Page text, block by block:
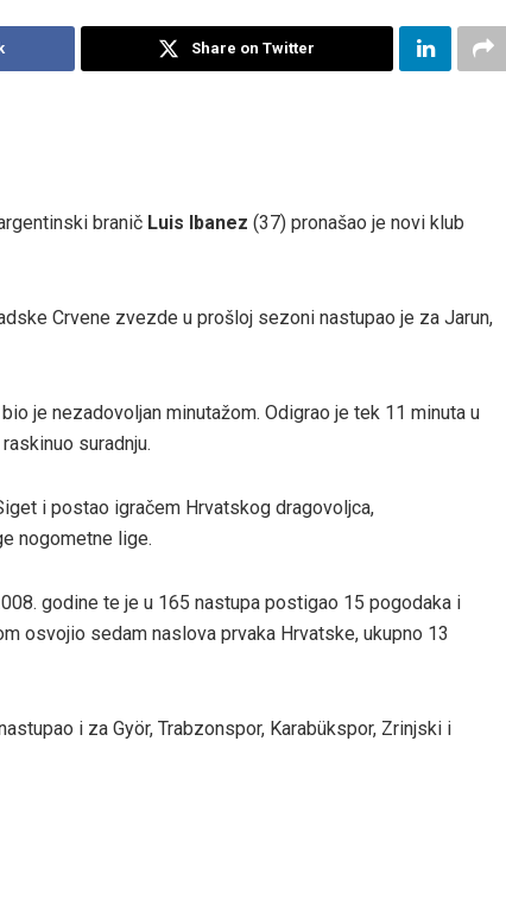
Share on Twitter
branič Luis Ibanez (37) pronašao je novi klub
Crvene zvezde u prošloj sezoni nastupao je za Jarun,
je nezadovoljan minutažom. Odigrao je tek 11 minuta u
suradnju.
i postao igračem Hrvatskog dragovoljca,
nogometne lige.
godine te je u 165 nastupa postigao 15 pogodaka i
osvojio sedam naslova prvaka Hrvatske, ukupno 13
i za Györ, Trabzonspor, Karabükspor, Zrinjski i